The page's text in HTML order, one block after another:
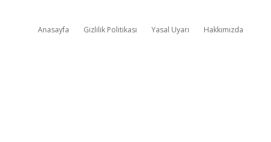
Anasayfa Gizlilik Politikası Yasal Uyarı Hakkımızda